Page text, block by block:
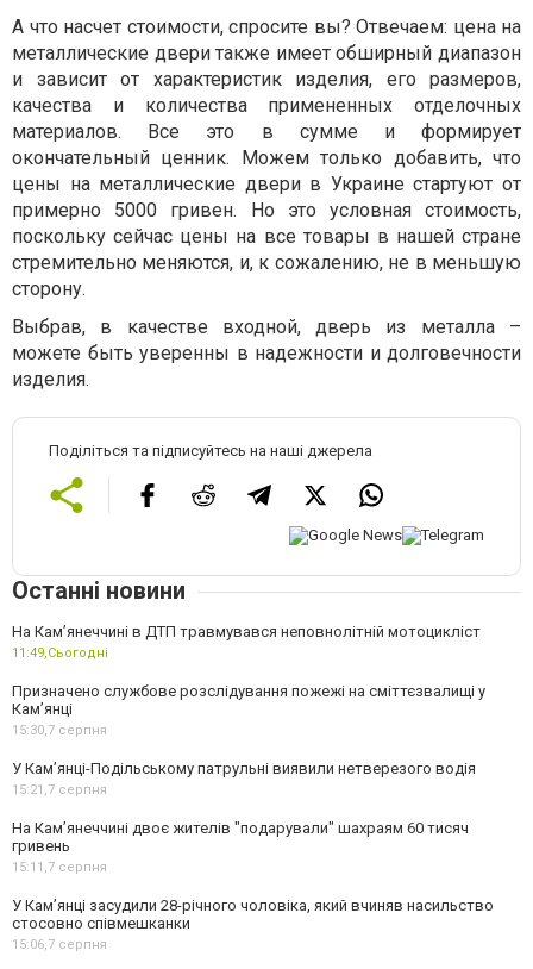
А что насчет стоимости, спросите вы? Отвечаем: цена на
металлические двери также имеет обширный диапазон
и зависит от характеристик изделия, его размеров,
качества и количества примененных отделочных
материалов. Все это в сумме и формирует
окончательный ценник. Можем только добавить, что
цены на металлические двери в Украине стартуют от
примерно 5000 гривен. Но это условная стоимость,
поскольку сейчас цены на все товары в нашей стране
стремительно меняются, и, к сожалению, не в меньшую
сторону.
Выбрав, в качестве входной, дверь из металла –
можете быть уверенны в надежности и долговечности
изделия.
Поділіться та підписуйтесь на наші джерела
Останні новини
На Кам’янеччині в ДТП травмувався неповнолітній мотоцикліст
11:49,Сьогодні
Призначено службове розслідування пожежі на сміттєзвалищі у
Кам’янці
15:30,7 серпня
У Кам’янці-Подільському патрульні виявили нетверезого водія
15:21,7 серпня
На Камʼянеччині двоє жителів "подарували" шахраям 60 тисяч
гривень
15:11,7 серпня
У Камʼянці засудили 28-річного чоловіка, який вчиняв насильство
стосовно співмешканки
15:06,7 серпня